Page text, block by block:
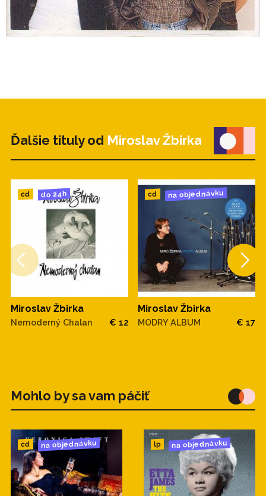
Ďalšie tituly od Miroslav Žbirka
cd do 24h
Miroslav Žbirka
Nemoderný Chalan € 12
cd na objednávku
Miroslav Žbirka
MODRY ALBUM € 17
Mohlo by sa vam páčiť
cd na objednávku lp na objednávku